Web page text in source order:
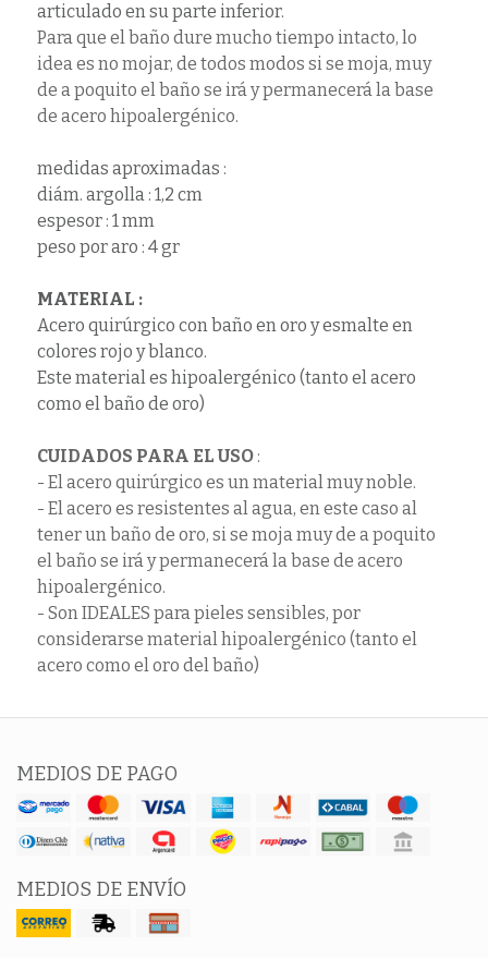
articulado en su parte inferior.
Para que el baño dure mucho tiempo intacto, lo
idea es no mojar, de todos modos si se moja, muy
de a poquito el baño se irá y permanecerá la base
de acero hipoalergénico.
medidas aproximadas :
diám. argolla : 1,2 cm
espesor : 1 mm
peso por aro : 4 gr
MATERIAL :
Acero quirúrgico con baño en oro y esmalte en
colores rojo y blanco.
Este material es hipoalergénico (tanto el acero
como el baño de oro)
CUIDADOS PARA EL USO :
- El acero quirúrgico es un material muy noble.
- El acero es resistentes al agua, en este caso al
tener un baño de oro, si se moja muy de a poquito
el baño se irá y permanecerá la base de acero
hipoalergénico.
- Son IDEALES para pieles sensibles, por
considerarse material hipoalergénico (tanto el
acero como el oro del baño)
MEDIOS DE PAGO
MEDIOS DE ENVÍO